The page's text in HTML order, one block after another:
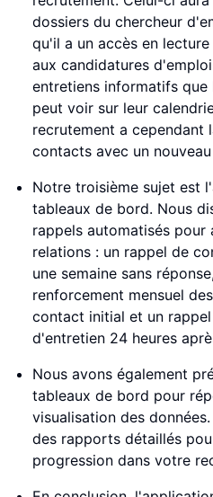
dossiers du chercheur
qu'il a un accès en
aux candidatures
entretiens informatifs que
peut voir sur leur
recrutement a cependant
contacts avec un
Notre troisième sujet est
tableaux de bord. Nous
rappels automatisés pour
relations : un rappel de
une semaine sans
renforcement mensuel
contact initial et un
d'entretien 24 heures
Nous avons également
tableaux de bord pour
visualisation des
des rapports détaillés
progression dans votre